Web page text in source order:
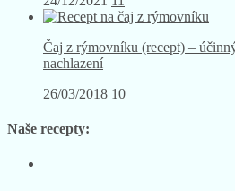
Čaj z rýmovníku (recept) –
nachlazení
26/03/2018 10
Naše recepty: